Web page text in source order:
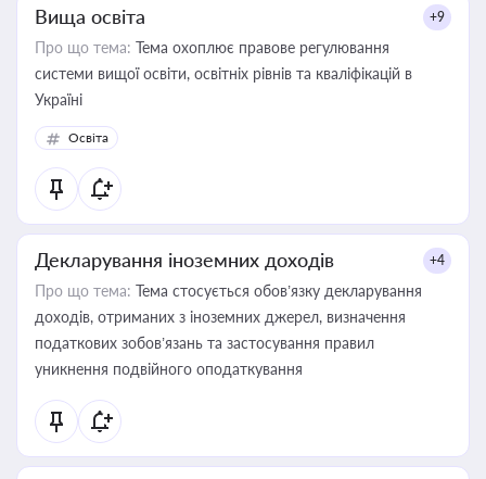
Вища освіта +9
Про що тема: Тема охоплює правове регулювання
системи вищої освіти, освітніх рівнів та кваліфікацій в
Україні
Освіта
Декларування іноземних доходів +4
Про що тема: Тема стосується обов’язку декларування
доходів, отриманих з іноземних джерел, визначення
податкових зобов’язань та застосування правил
уникнення подвійного оподаткування